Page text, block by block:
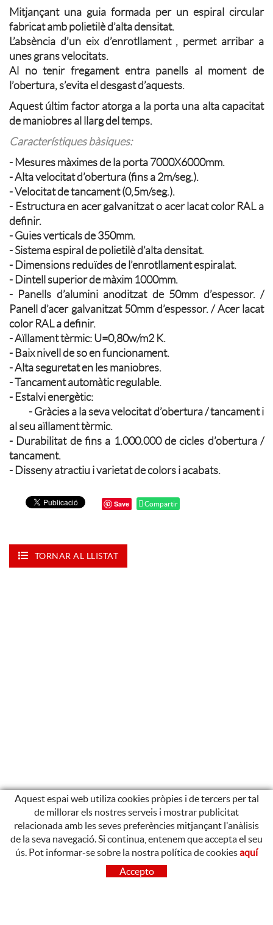
Mitjançant una guia formada per un espiral circular
fabricat amb polietilè d’alta densitat.
L’absència d’un eix d’enrotllament , permet arribar a
unes grans velocitats.
Al no tenir fregament entra panells al moment de
l’obertura, s’evita el desgast d’aquests.
Aquest últim factor atorga a la porta una alta capacitat
de maniobres al llarg del temps.
Característiques bàsiques:
- Mesures màximes de la porta 7000X6000mm.
- Alta velocitat d’obertura (fins a 2m/seg.).
- Velocitat de tancament (0,5m/seg.).
- Estructura en acer galvanitzat o acer lacat color RAL a
definir.
- Guies verticals de 350mm.
- Sistema espiral de polietilè d’alta densitat.
- Dimensions reduïdes de l’enrotllament espiralat.
- Dintell superior de màxim 1000mm.
- Panells d’alumini anoditzat de 50mm d’espessor. /
Panell d’acer galvanitzat 50mm d’espessor. / Acer lacat
color RAL a definir.
- Aïllament tèrmic: U=0,80w/m2 K.
- Baix nivell de so en funcionament.
- Alta seguretat en les maniobres.
- Tancament automàtic regulable.
- Estalvi energètic:
- Gràcies a la seva velocitat d’obertura / tancament i
al seu aïllament tèrmic.
- Durabilitat de fins a 1.000.000 de cicles d’obertura /
tancament.
- Disseny atractiu i varietat de colors i acabats.
Save Compartir
TORNAR AL LLISTAT
CONTACTE
Aquest espai web utiliza cookies pròpies i de tercers per tal
de millorar els nostres serveis i mostrar publicitat
relacionada amb les seves preferències mitjançant l'anàlisis
de la seva navegació. Si continua, entenem que accepta el seu
ús. Pot informar-se sobre la nostra política de cookiesaquí
Accepto